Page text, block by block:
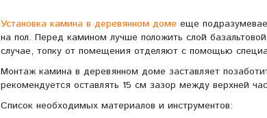
Установка камина в деревянном доме еще
на пол. Перед камином лучше положить слой
случае, топку от помещения отделяют с помощью
Монтаж камина в деревянном доме заставляет
рекомендуется оставлять 15 см зазор между верхней
Список необходимых материалов и инструментов: